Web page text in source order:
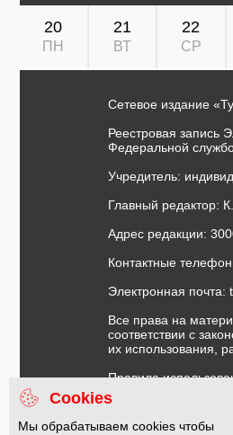
20
ПН
21
ВТ
22
СР
Сетевое издание
Реестровая запись
Федеральной
Учредитель:
Главный редактор:
Адрес редакции:
Контактные
Электронная почта:
Все права на
соответствии с
их использования,
Правила
Договор публичной
На
Cookies
Мы обрабатываем cookies чтобы